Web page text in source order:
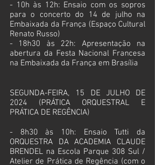
- 10h às 12h: Ensaio com os sopros
para o concerto do 14 de julho na
Embaixada da França (Espaço Cultural
Renato Russo)
- 18h30 às 22h: Apresentação na
abertura da Festa Nacional Francesa
na Embaixada da França em Brasília
​SEGUNDA-FEIRA, 15 DE JULHO DE
2024 (PRÁTICA ORQUESTRAL E
PRÁTICA DE REGÊNCIA)
- 8h30 às 10h: Ensaio Tutti da
ORQUESTRA DA ACADEMIA CLAUDE
BRENDEL na Escola Parque 308 Sul /
Atelier de Prática de Regência (com o